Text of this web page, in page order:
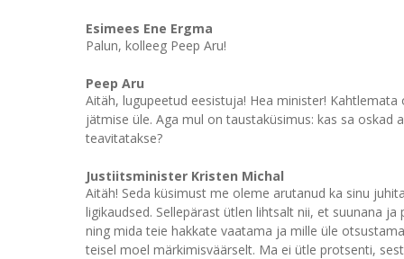
Esimees Ene Ergma
Palun, kolleeg Peep Aru!
Peep Aru
Aitäh, lugupeetud eesistuja! Hea minister!
jätmise üle. Aga mul on taustaküsimus: kas sa
teavitatakse?
Justiitsminister Kristen Michal
Aitäh! Seda küsimust me oleme arutanud ka sinu
ligikaudsed. Sellepärast ütlen lihtsalt nii, et suunana
ning mida teie hakkate vaatama ja mille üle
teisel moel märkimisväärselt. Ma ei ütle protsenti,